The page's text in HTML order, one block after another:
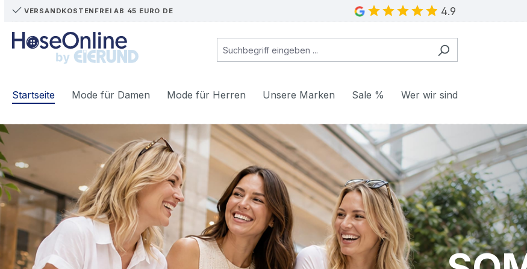
Hauptinhalt springen
Zur Suche springen
Zur Hauptnavigation springen
VERSANDKOSTENFREI AB 45 EURO DE 4.9
Startseite Mode für Damen Mode für Herren Unsere Marken Sale % Wer wir sind